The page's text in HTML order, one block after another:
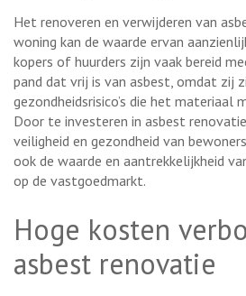
Het renoveren en verwijderen van
woning kan de waarde ervan
kopers of huurders zijn vaak bereid
pand dat vrij is van asbest, omdat zij
gezondheidsrisico’s die het materiaal
Door te investeren in asbest
veiligheid en gezondheid van
ook de waarde en aantrekkelijkheid
op de vastgoedmarkt.
Hoge kosten
asbest renovatie